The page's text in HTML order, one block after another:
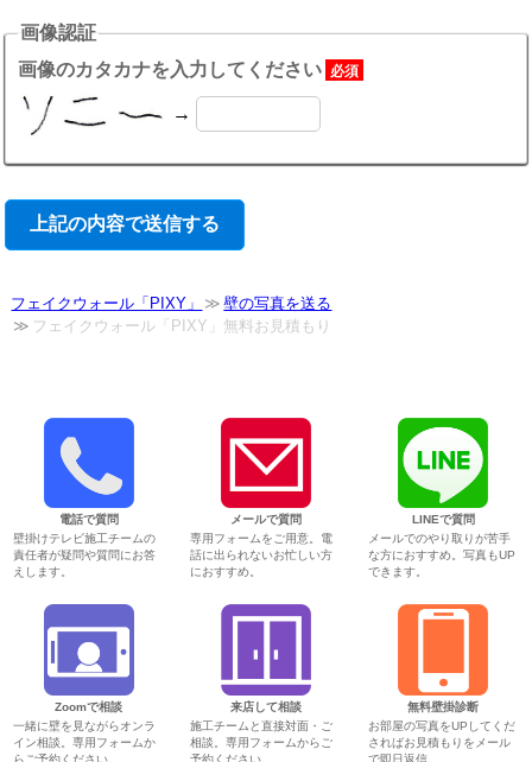
画像認証
画像のカタカナを入力してください 必須
→
フェイクウォール「PIXY」
壁の写真を送る
フェイクウォール「PIXY」無料お見積もり
電話で質問
壁掛けテレビ施工チームの
責任者が疑問や質問にお答
えします。
メールで質問
専用フォームをご用意。電
話に出られないお忙しい方
におすすめ。
LINEで質問
メールでのやり取りが苦手
な方におすすめ。写真もUP
できます。
Zoomで相談
一緒に壁を見ながらオンラ
イン相談。専用フォームか
らご予約ください。
来店して相談
施工チームと直接対面・ご
相談。専用フォームからご
予約ください。
無料壁掛診断
お部屋の写真をUPしてくだ
さればお見積もりをメール
で即日返信。